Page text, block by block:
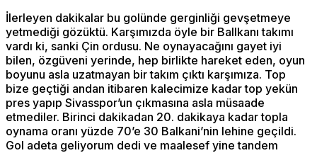
İlerleyen dakikalar bu golünde gerginliği gevşetmeye
yetmediği gözüktü. Karşımızda öyle bir Ballkanı takımı
vardı ki, sanki Çin ordusu. Ne oynayacağını gayet iyi
bilen, özgüveni yerinde, hep birlikte hareket eden, oyun
boyunu asla uzatmayan bir takım çıktı karşımıza. Top
bize geçtiği andan itibaren kalecimize kadar top yekün
pres yapıp Sivasspor’un çıkmasına asla müsaade
etmediler. Birinci dakikadan 20. dakikaya kadar topla
oynama oranı yüzde 70’e 30 Balkani’nin lehine geçildi.
Gol adeta geliyorum dedi ve maalesef yine tandem